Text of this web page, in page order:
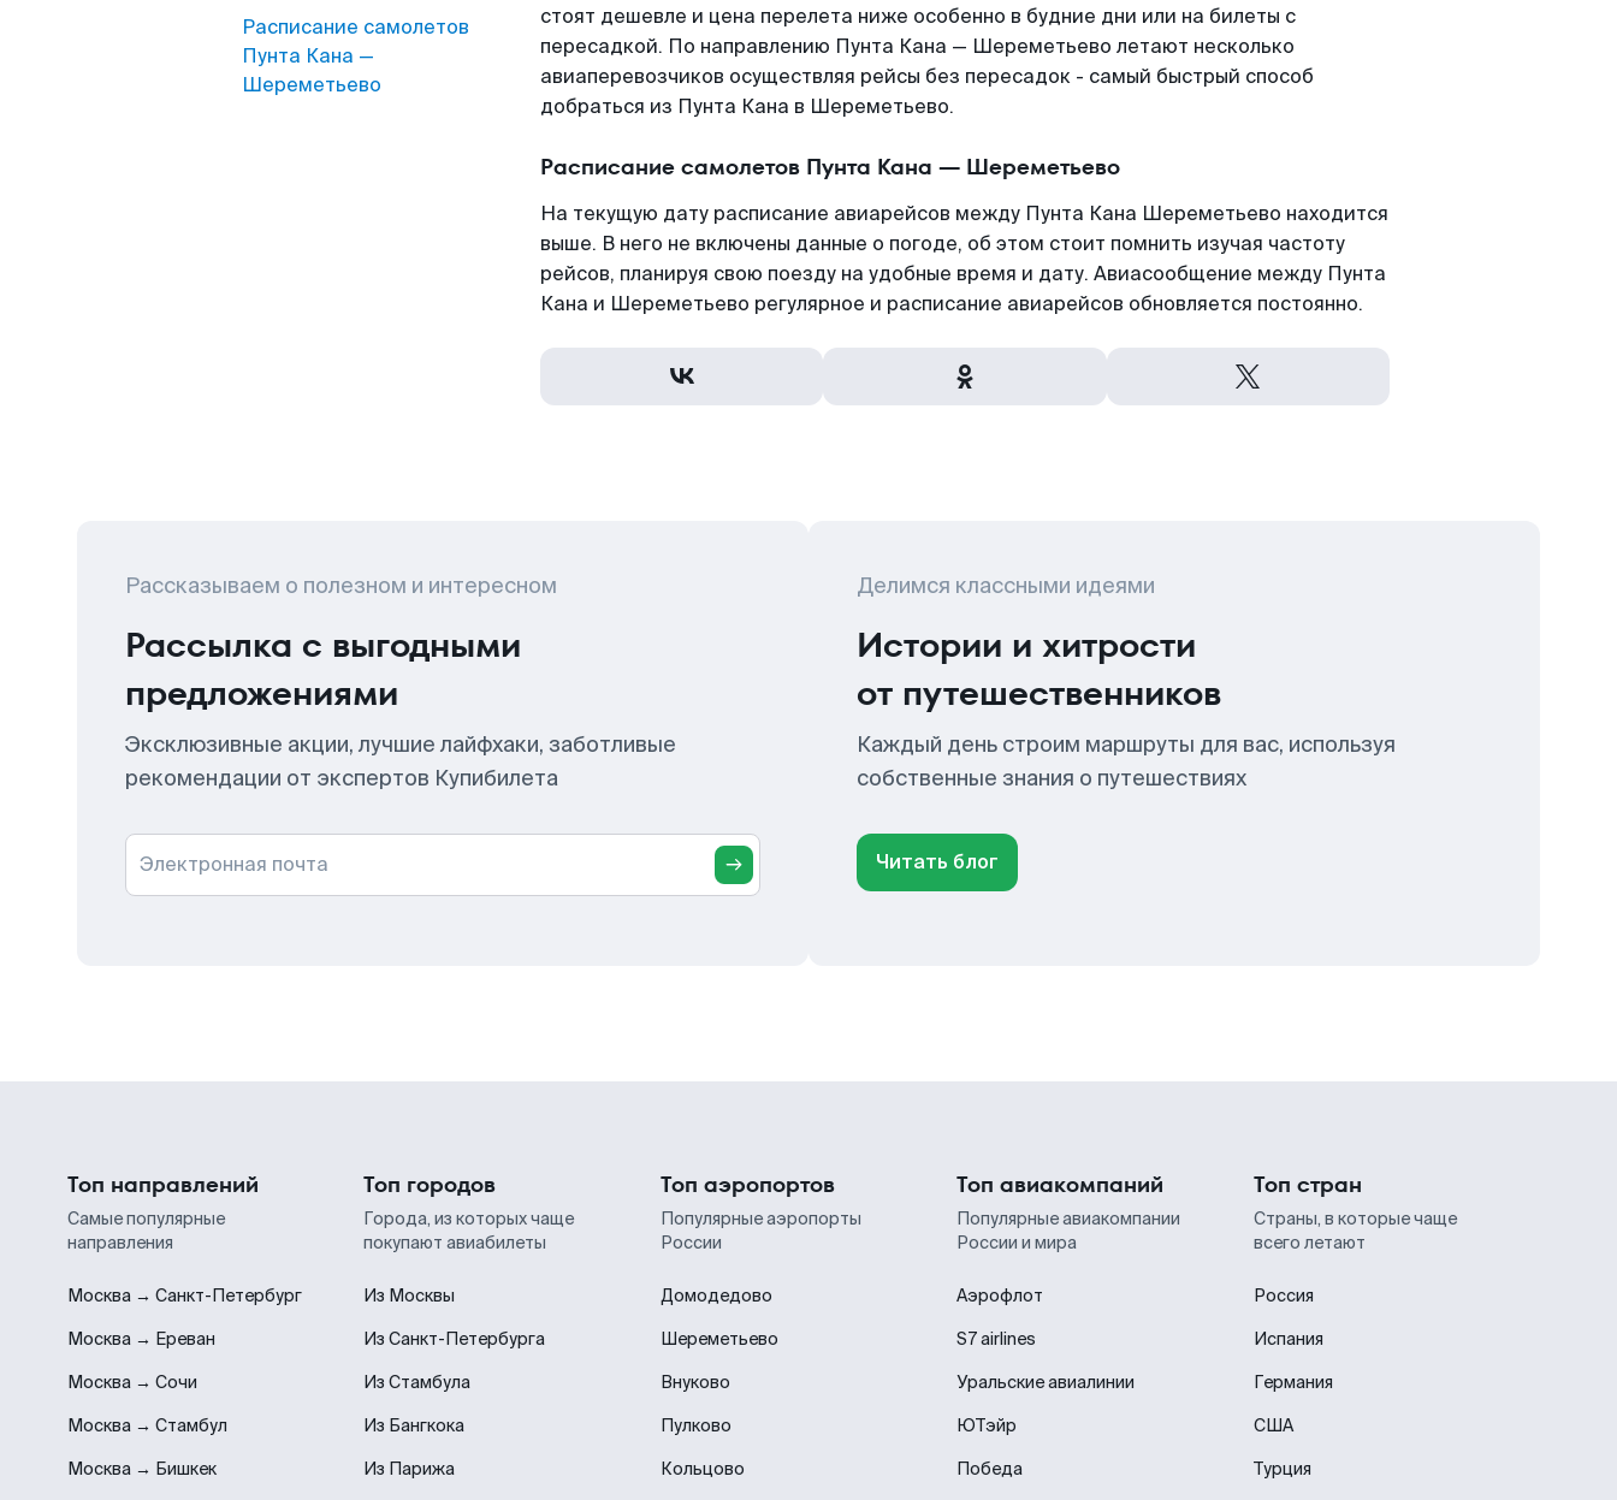
Расписание самолетов
Пунта Кана —
Шереметьево
стоят дешевле и цена перелета ниже особенно в будние дни или на билеты с
пересадкой. По направлению Пунта Кана — Шереметьево летают несколько
авиаперевозчиков осуществляя рейсы без пересадок - самый быстрый способ
добраться из Пунта Кана в Шереметьево.
Расписание самолетов Пунта Кана — Шереметьево
На текущую дату расписание авиарейсов между Пунта Кана Шереметьево находится
выше. В него не включены данные о погоде, об этом стоит помнить изучая частоту
рейсов, планируя свою поезду на удобные время и дату. Авиасообщение между Пунта
Кана и Шереметьево регулярное и расписание авиарейсов обновляется постоянно.
Рассказываем о полезном и интересном
Рассылка с выгодными
предложениями
Эксклюзивные акции, лучшие лайфхаки, заботливые
рекомендации от экспертов Купибилета
Электронная почта
Делимся классными идеями
Истории и хитрости
от путешественников
Каждый день строим маршруты для вас, используя
собственные знания о путешествиях
Читать блог
Топ направлений
Самые популярные
направления
Москва → Санкт-Петербург
Москва → Ереван
Москва → Сочи
Москва → Стамбул
Москва → Бишкек
Топ городов
Города, из которых чаще
покупают авиабилеты
Из Москвы
Из Санкт-Петербурга
Из Стамбула
Из Бангкока
Из Парижа
Топ аэропортов
Популярные аэропорты
России
Домодедово
Шереметьево
Внуково
Пулково
Кольцово
Топ авиакомпаний
Популярные авиакомпании
России и мира
Аэрофлот
S7 airlines
Уральские авиалинии
ЮТэйр
Победа
Топ стран
Страны, в которые чаще
всего летают
Россия
Испания
Германия
США
Турция